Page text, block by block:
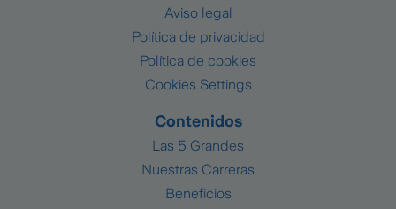
Aviso legal
Política de privacidad
Política de cookies
Cookies Settings
Contenidos
Las 5 Grandes
Nuestras Carreras
Beneficios